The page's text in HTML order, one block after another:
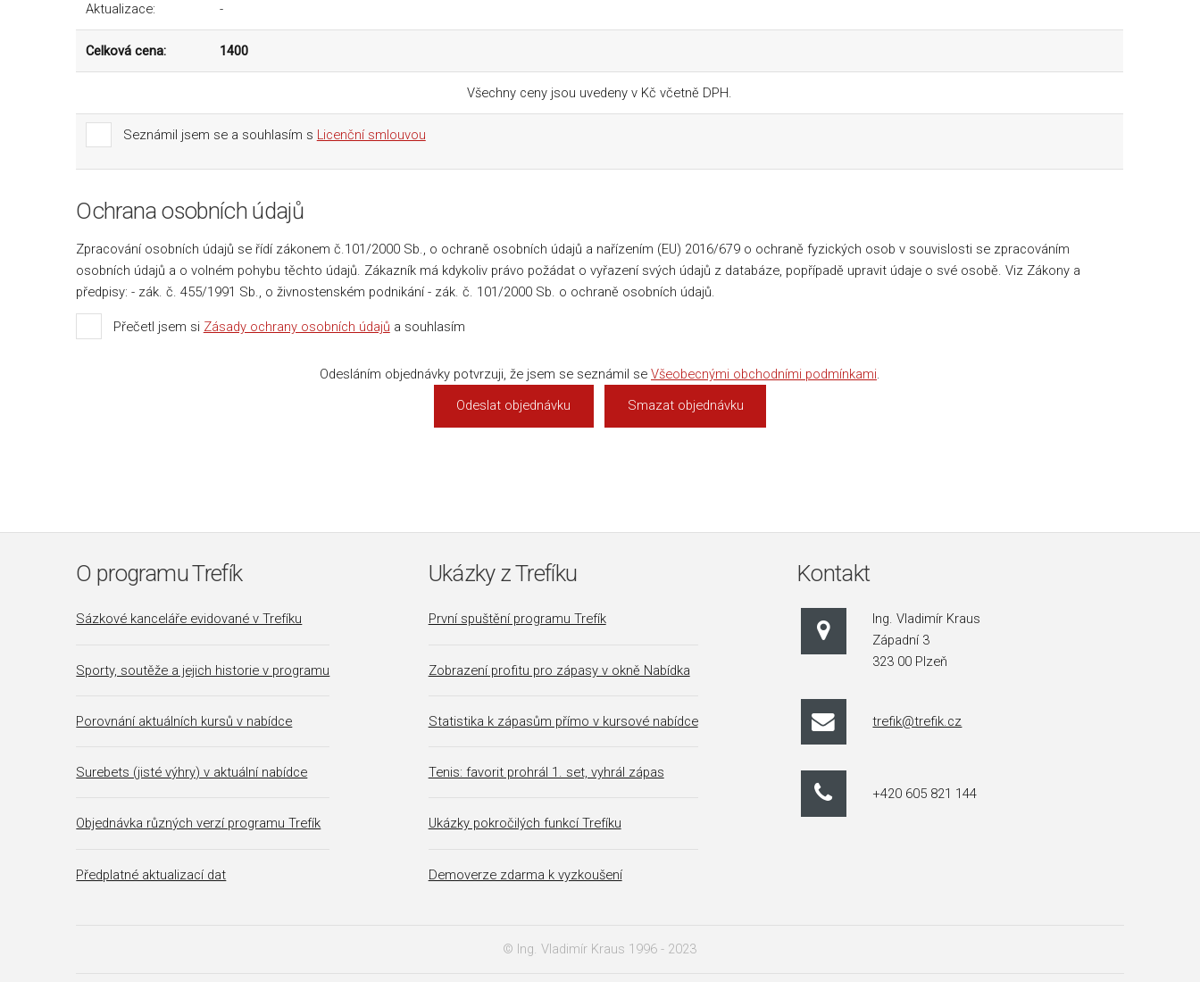
Aktualizace: -
Celková cena: 1400
Všechny ceny jsou uvedeny v Kč včetně DPH.
Seznámil jsem se a souhlasím s Licenční smlouvou
Ochrana osobních údajů
Zpracování osobních údajů se řídí zákonem č.101/2000 Sb., o ochraně osobních údajů a nařízením (EU) 2016/679 o ochraně fyzických osob v souvislosti se zpracováním
osobních údajů a o volném pohybu těchto údajů. Zákazník má kdykoliv právo požádat o vyřazení svých údajů z databáze, popřípadě upravit údaje o své osobě. Viz Zákony a
předpisy: - zák. č. 455/1991 Sb., o živnostenském podnikání - zák. č. 101/2000 Sb. o ochraně osobních údajů.
Přečetl jsem si Zásady ochrany osobních údajů a souhlasím
Odesláním objednávky potvrzuji, že jsem se seznámil se Všeobecnými obchodními podmínkami.
O programu Trefík
Sázkové kanceláře evidované v Trefíku
Sporty, soutěže a jejich historie v programu
Porovnání aktuálních kursů v nabídce
Surebets (jisté výhry) v aktuální nabídce
Objednávka různých verzí programu Trefík
Předplatné aktualizací dat
Ukázky z Trefíku
První spuštění programu Trefík
Zobrazení profitu pro zápasy v okně Nabídka
Statistika k zápasům přímo v kursové nabídce
Tenis: favorit prohrál 1. set, vyhrál zápas
Ukázky pokročilých funkcí Trefíku
Demoverze zdarma k vyzkoušení
Kontakt
Ing. Vladimír Kraus
Západní 3
323 00 Plzeň
trefik@trefik.cz
+420 605 821 144
© Ing. Vladimír Kraus 1996 - 2023